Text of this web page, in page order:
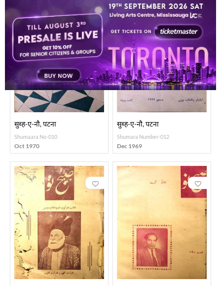
सुब्ह-ए-नौ, पटना
Shumaara No-010
Oct 1970
सुब्ह-ए-नौ, पटना
Shumara Number-012
Dec 1969